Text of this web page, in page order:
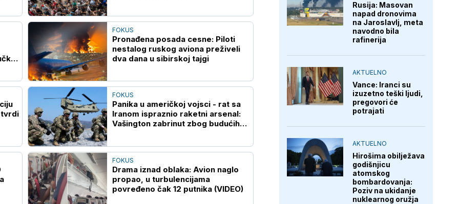
FOKUS
Pronađena posada cesne: Piloti
nestalog ruskog aviona preživeli
dva dana u sibirskoj tajgi
tvrdi
FOKUS
Panika u američkoj vojsci - rat sa
Iranom ispraznio raketni arsenal:
Vašington zabrinut zbog budućih
FOKUS
Drama iznad oblaka: Avion naglo
propao, u turbulencijama
povređeno čak 12 putnika (VIDEO)
Rusija: Masovan
napad dronovima
na Jaroslavlj, meta
navodno bila
rafinerija
AKTUELNO
Vance: Iranci su
izuzetno teški ljudi,
pregovori će
potrajati
AKTUELNO
Hirošima obilježava
godišnjicu
atomskog
bombardovanja:
Poziv na ukidanje
nuklearnog oružja